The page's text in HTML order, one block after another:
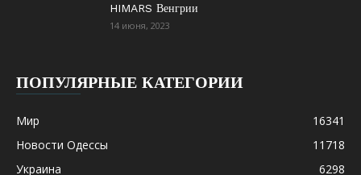
HIMARS Венгрии
14 июня, 2023
ПОПУЛЯРНЫЕ КАТЕГОРИИ
Мир
16341
Новости Одессы
11718
Украина
6298